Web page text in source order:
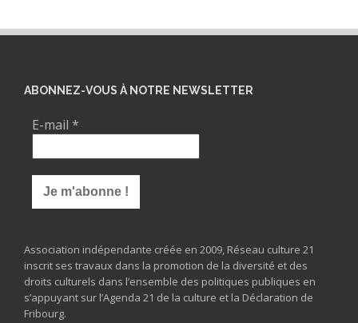
ABONNEZ-VOUS À NOTRE NEWSLETTER
E-mail *
Association indépendante créée en 2009, Réseau culture 21
inscrit ses travaux dans la promotion de la diversité et des
droits culturels dans l’ensemble des politiques publiques en
s’appuyant sur l’Agenda 21 de la culture et la Déclaration de
Fribourg.